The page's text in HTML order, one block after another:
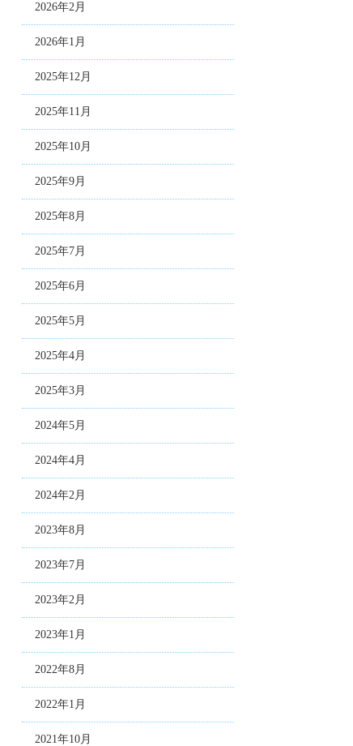
2026年2月
2026年1月
2025年12月
2025年11月
2025年10月
2025年9月
2025年8月
2025年7月
2025年6月
2025年5月
2025年4月
2025年3月
2024年5月
2024年4月
2024年2月
2023年8月
2023年7月
2023年2月
2023年1月
2022年8月
2022年1月
2021年10月